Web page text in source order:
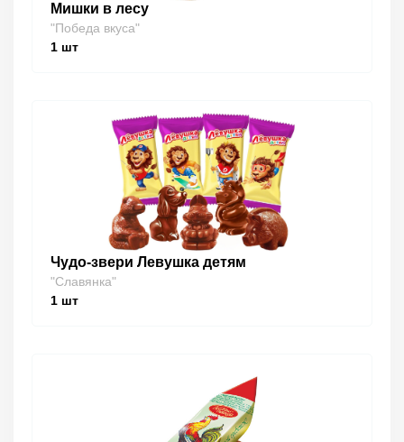
Мишки в лесу
"Победа вкуса"
1 шт
Чудо-звери Левушка детям
"Славянка"
1 шт